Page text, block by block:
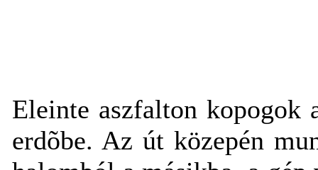
Eleinte aszfalton kopogok
erdõbe. Az út közepén